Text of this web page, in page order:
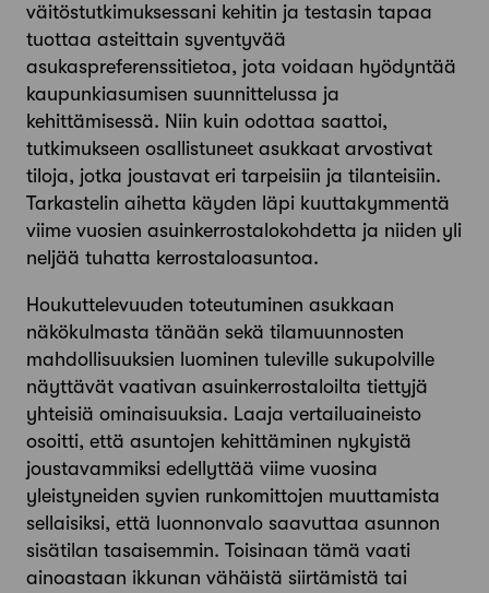
väitöstutkimuksessani kehitin ja testasin tapaa
tuottaa asteittain syventyvää
asukaspreferenssitietoa, jota voidaan hyödyntää
kaupunkiasumisen suunnittelussa ja
kehittämisessä. Niin kuin odottaa saattoi,
tutkimukseen osallistuneet asukkaat arvostivat
tiloja, jotka joustavat eri tarpeisiin ja tilanteisiin.
Tarkastelin aihetta käyden läpi kuuttakymmentä
viime vuosien asuinkerrostalokohdetta ja niiden yli
neljää tuhatta kerrostaloasuntoa.
Houkuttelevuuden toteutuminen asukkaan
näkökulmasta tänään sekä tilamuunnosten
mahdollisuuksien luominen tuleville sukupolville
näyttävät vaativan asuinkerrostaloilta tiettyjä
yhteisiä ominaisuuksia. Laaja vertailuaineisto
osoitti, että asuntojen kehittäminen nykyistä
joustavammiksi edellyttää viime vuosina
yleistyneiden syvien runkomittojen muuttamista
sellaisiksi, että luonnonvalo saavuttaa asunnon
sisätilan tasaisemmin. Toisinaan tämä vaati
ainoastaan ikkunan vähäistä siirtämistä tai